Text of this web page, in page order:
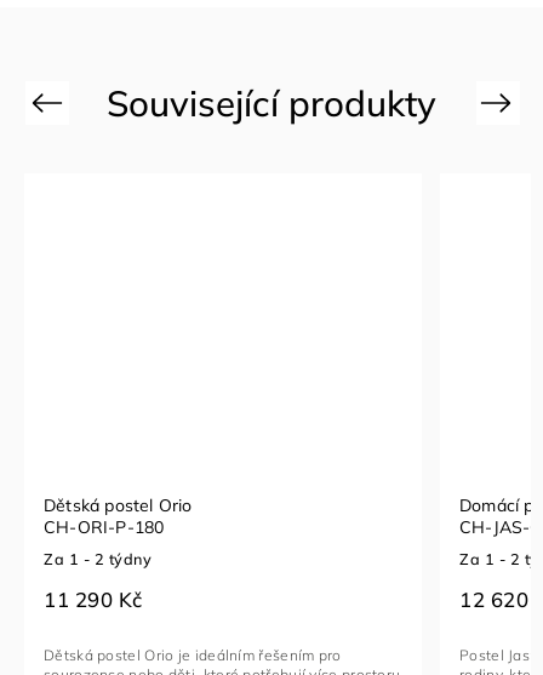
Previous
Dětská postel Orio
CH-ORI-P-180
Za 1 - 2 týdny
11 290 Kč
Dětská postel Orio je ideálním řešením pro
Domácí
CH-JAS-
Za 1 - 2
12 620
Postel
Next